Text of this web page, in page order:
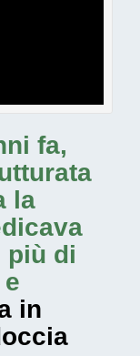
fa,
la
più di
in